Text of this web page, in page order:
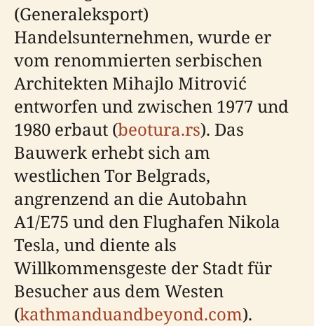
(Generaleksport)
Handelsunternehmen, wurde er
vom renommierten serbischen
Architekten Mihajlo Mitrović
entworfen und zwischen 1977 und
1980 erbaut (beotura.rs). Das
Bauwerk erhebt sich am
westlichen Tor Belgrads,
angrenzend an die Autobahn
A1/E75 und den Flughafen Nikola
Tesla, und diente als
Willkommensgeste der Stadt für
Besucher aus dem Westen
(kathmanduandbeyond.com).